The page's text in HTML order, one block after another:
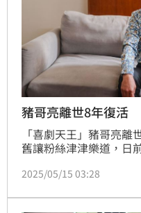
豬哥亮離世8年復活
「喜劇天王」豬哥亮
舊讓粉絲津津樂道，日
經典口頭禪掀起全場爆
（15）日上架。
2025/05/15 03:28